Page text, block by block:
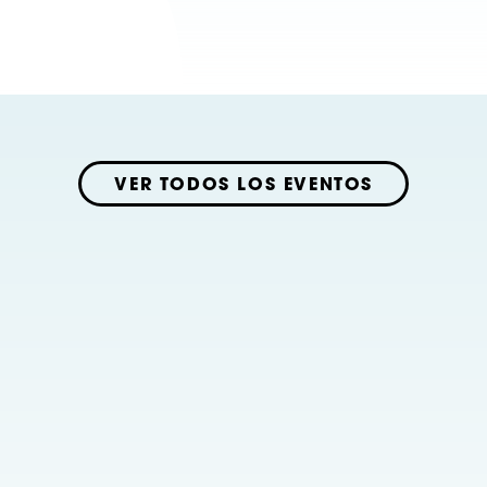
VER TODOS LOS EVENTOS